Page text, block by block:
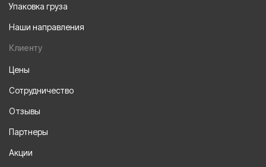
Упаковка груза
Наши направления
Клиенту
Цены
Сотрудничество
Отзывы
Партнеры
Акции